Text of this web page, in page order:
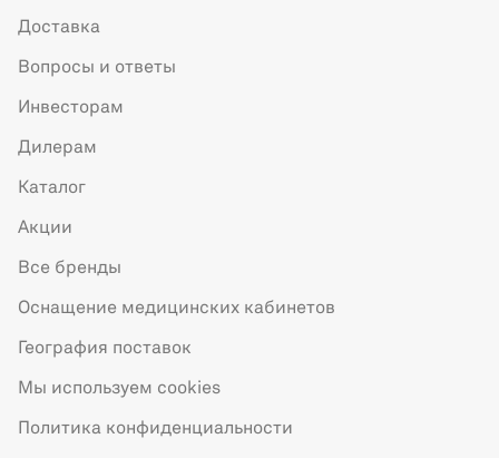
Доставка
Вопросы и ответы
Инвесторам
Дилерам
Каталог
Акции
Все бренды
Оснащение медицинских кабинетов
География поставок
Мы используем cookies
Политика конфиденциальности